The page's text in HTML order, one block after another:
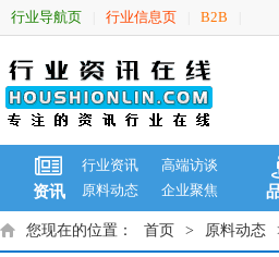
行业导航页 行业信息页 B2B
资讯
行业资讯
高端访谈
原料动态
企业聚焦
您现在的位置： 首页 > 原料动态